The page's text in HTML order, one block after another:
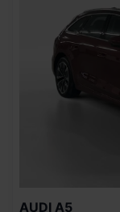
AUDI A5